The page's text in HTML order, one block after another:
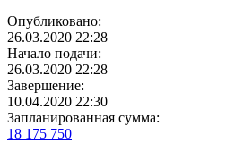
Опубликовано:
26.03.2020 22:28
Начало подачи:
26.03.2020 22:28
Завершение:
10.04.2020 22:30
Запланированная сумма:
18 175 750